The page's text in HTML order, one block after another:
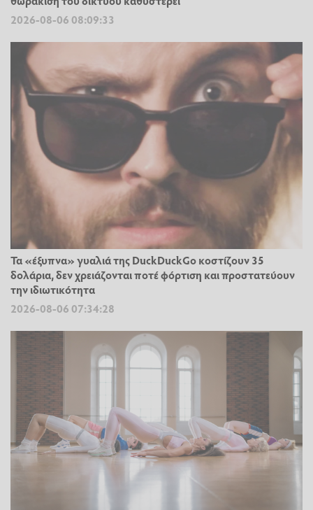
2026-08-06 08:09:33
Τα «έξυπνα» γυαλιά της DuckDuckGo κοστίζουν 35
δολάρια, δεν χρειάζονται ποτέ φόρτιση και προστατεύουν
την ιδιωτικότητα
2026-08-06 07:34:28